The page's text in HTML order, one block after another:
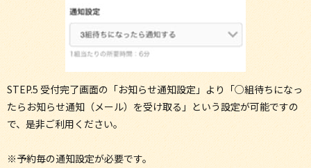
STEP.5 受付完了画面の「お知らせ通知設定」より「○組待ちになっ
たらお知らせ通知（メール）を受け取る」という設定が可能ですの
で、是非ご利用ください。
※予約毎の通知設定が必要です。